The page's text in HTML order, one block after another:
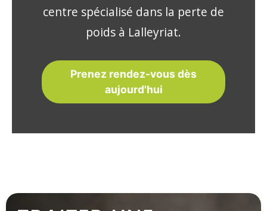
centre spécialisé dans la perte de
poids à Lalleyriat.
Prenez rendez-vous dès
aujourd'hui